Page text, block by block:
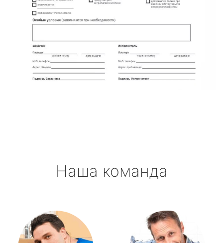
Наша команда